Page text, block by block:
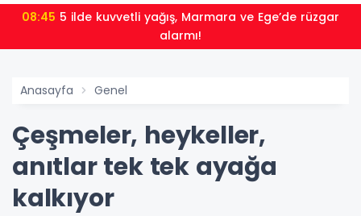
08:45
alarmı!
Anasayfa Genel
Çeşmeler, heykeller,
anıtlar tek tek ayağa
kalkıyor